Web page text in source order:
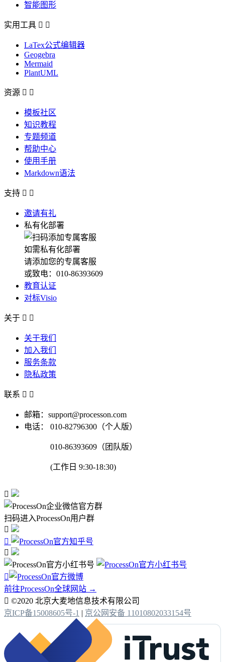
智能图形
实用工具  
LaTex公式编辑器
Geogebra
Mermaid
PlantUML
资源  
模板社区
知识教程
专题频道
帮助中心
使用手册
Markdown语法
支持  
邀请有礼
私有化部署
如需私有化部署
请添加您的专属客服
或致电：010-86393609
教育认证
对标Visio
关于  
关于我们
加入我们
服务条款
隐私政策
联系  
邮箱：support@processon.com
电话：
010-82796300（个人版）
010-86393609（团队版）
(工作日 9:30-18:30)

扫码进入ProcessOn用户群




前往ProcessOn全球网站 →
 ©2020 北京大麦地信息技术有限公司
京ICP备15008605号-1 | 京公网安备 11010802033154号